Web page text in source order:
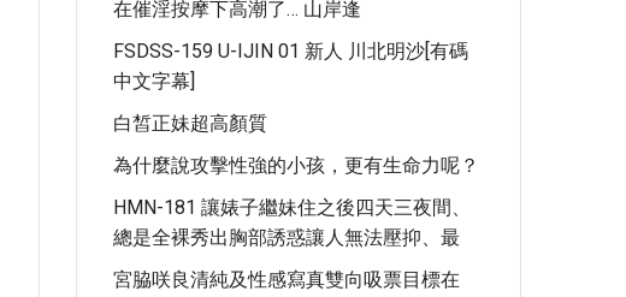
在催淫按摩下高潮了… 山岸逢
FSDSS-159 U-IJIN 01 新人 川北明沙[有碼
中文字幕]
白皙正妹超高顏質
為什麼說攻擊性強的小孩，更有生命力呢？
HMN-181 讓婊子繼妹住之後四天三夜間、
總是全裸秀出胸部誘惑讓人無法壓抑、最
宮脇咲良清純及性感寫真雙向吸票目標在